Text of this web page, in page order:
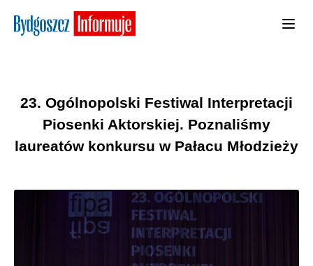
23. Ogólnopolski Festiwal Interpretacji
Piosenki Aktorskiej. Poznaliśmy
laureatów konkursu w Pałacu Młodzieży